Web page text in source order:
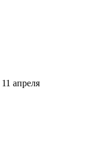
11 апреля